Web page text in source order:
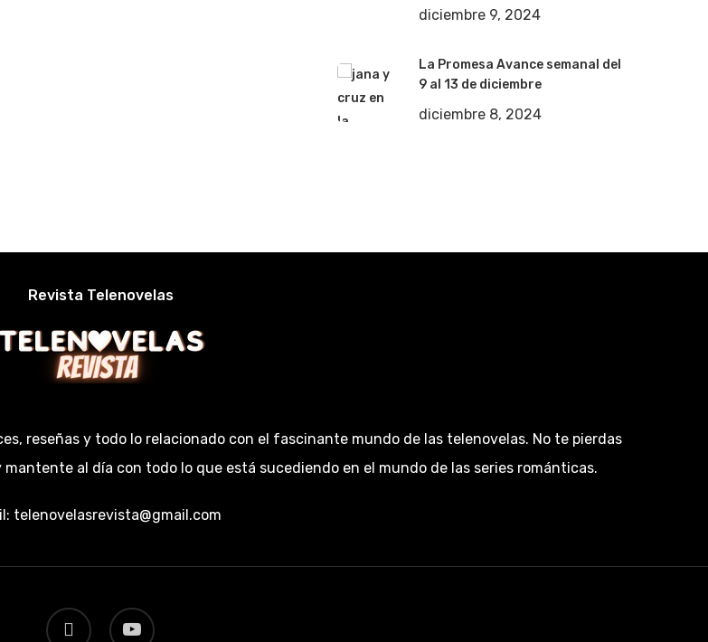
diciembre 9, 2024
La Promesa Avance semanal del
9 al 13 de diciembre
diciembre 8, 2024
Revista Telenovelas
reseñas y todo lo relacionado con el fascinante mundo de las telenovelas. No te pierdas
al día con todo lo que está sucediendo en el mundo de las series románticas.
telenovelasrevista@gmail.com
facebook youtube